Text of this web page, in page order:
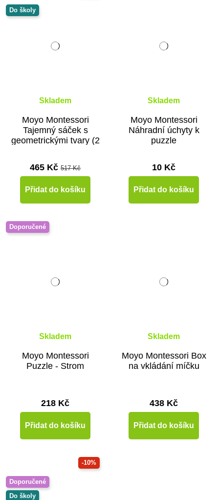
Do školy
Skladem
Moyo Montessori
Tajemný sáček s
geometrickými tvary (2
465 Kč 517 Kč
Přidat do košíku
Skladem
Moyo Montessori
Náhradní úchyty k
puzzle
10 Kč
Přidat do košíku
Doporučené
Skladem
Moyo Montessori
Puzzle - Strom
218 Kč
Přidat do košíku
Skladem
Moyo Montessori Box
na vkládání míčku
438 Kč
Přidat do košíku
-10%
Doporučené
Do školy